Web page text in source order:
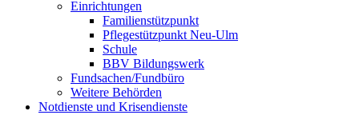
Einrichtungen
Familienstützpunkt
Pflegestützpunkt Neu-Ulm
Schule
BBV Bildungswerk
Fundsachen/Fundbüro
Weitere Behörden
Notdienste und Krisendienste